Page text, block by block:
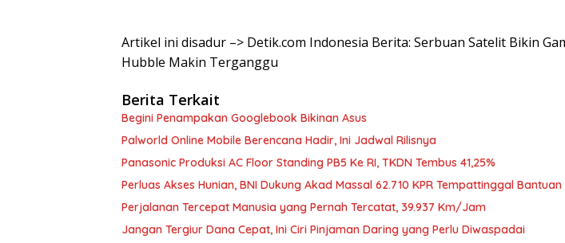
Artikel ini disadur –> Detik.com Indonesia Berita: Serbuan Satelit Bikin
Hubble Makin Terganggu
Berita Terkait
Begini Penampakan Googlebook Bikinan Asus
Palworld Online Mobile Berencana Hadir, Ini Jadwal Rilisnya
Panasonic Produksi AC Floor Standing PB5 Ke RI, TKDN Tembus 41,25%
Perluas Akses Hunian, BNI Dukung Akad Massal 62.710 KPR Tempattinggal
Perjalanan Tercepat Manusia yang Pernah Tercatat, 39.937 Km/Jam
Jangan Tergiur Dana Cepat, Ini Ciri Pinjaman Daring yang Perlu Diwaspadai